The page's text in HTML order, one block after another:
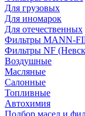
Для грузовых
Для иномарок
Для отечественных
Фильтры MANN-
Фильтры NF
Воздушные
Масляные
Салонные
Топливные
Автохимия
Подбор масел и